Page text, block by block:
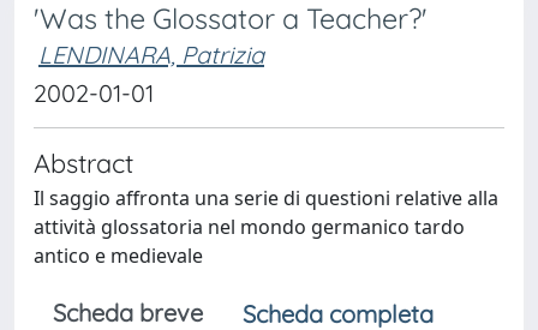
'Was the Glossator a Teacher?'
LENDINARA, Patrizia
2002-01-01
Abstract
Il saggio affronta una serie di questioni relative alla
attività glossatoria nel mondo germanico tardo
antico e medievale
Scheda breve
Scheda completa